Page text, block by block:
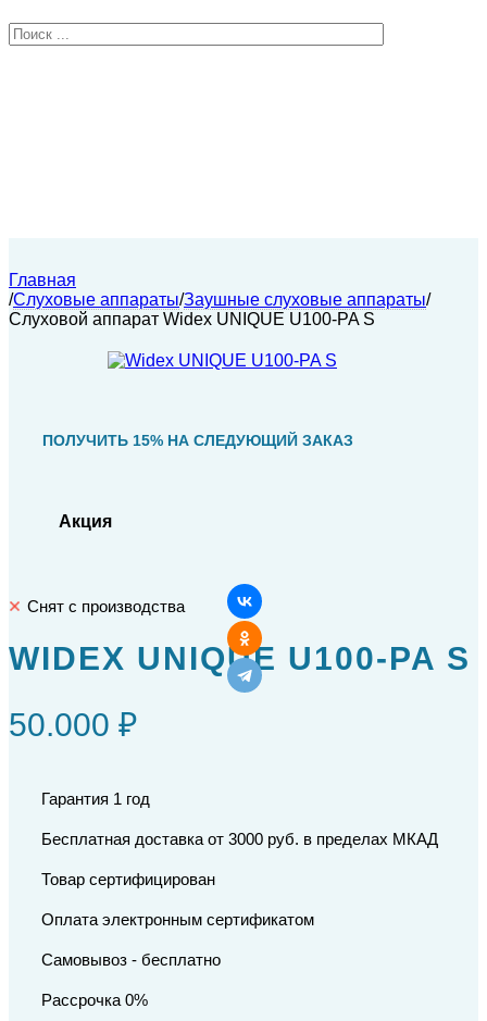
Главная
/Слуховые аппараты/Заушные слуховые аппараты/
Слуховой аппарат Widex UNIQUE U100-PA S
ПОЛУЧИТЬ 15% НА СЛЕДУЮЩИЙ ЗАКАЗ
Акция
Снят с производства
WIDEX UNIQUE U100-PA S
50.000 ₽
Гарантия 1 год
Бесплатная доставка от 3000 руб. в пределах МКАД
Товар сертифицирован
Оплата электронным сертификатом
Самовывоз - бесплатно
Рассрочка 0%